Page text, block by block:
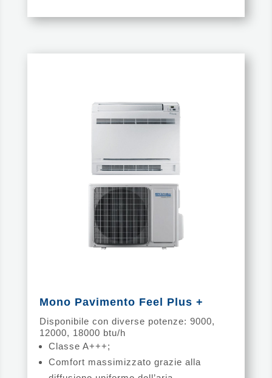
Mono Pavimento Feel Plus +
Disponibile con diverse potenze: 9000,
12000, 18000 btu/h
Classe A+++;
Comfort massimizzato grazie alla